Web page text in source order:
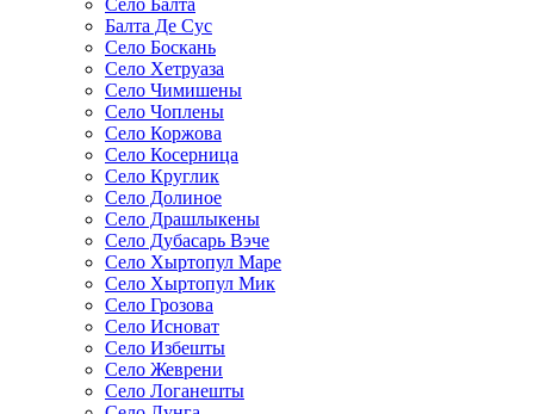
Село Балта
Балта Де Сус
Село Боскань
Село Хетруаза
Село Чимишены
Село Чоплены
Село Коржова
Село Косерница
Село Круглик
Село Долиное
Село Драшлыкены
Село Дубасарь Вэче
Село Хыртопул Маре
Село Хыртопул Мик
Село Грозова
Село Исноват
Село Избешты
Село Жеврени
Село Логанешты